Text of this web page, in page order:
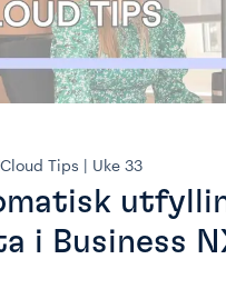
Cloud Tips | Uke 33
i Business